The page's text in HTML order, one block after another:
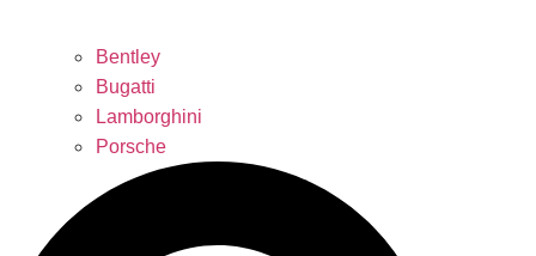
Bentley
Bugatti
Lamborghini
Porsche